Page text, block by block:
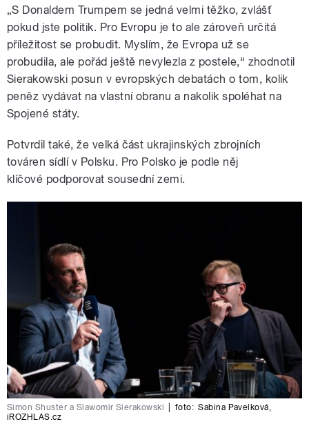
„S Donaldem Trumpem se jedná velmi těžko, zvlášť
pokud jste politik. Pro Evropu je to ale zároveň určitá
příležitost se probudit. Myslím, že Evropa už se
probudila, ale pořád ještě nevylezla z postele,“ zhodnotil
Sierakowski posun v evropských debatách o tom, kolik
peněz vydávat na vlastní obranu a nakolik spoléhat na
Spojené státy.
Potvrdil také, že velká část ukrajinských zbrojních
továren sídlí v Polsku. Pro Polsko je podle něj
klíčové podporovat sousední zemi.
Simon Shuster a Slawomir Sierakowski foto: Sabina Pavelková,
iROZHLAS.cz